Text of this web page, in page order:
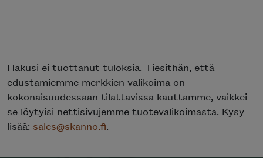
Hakusi ei tuottanut tuloksia. Tiesithän, että
edustamiemme merkkien valikoima on
kokonaisuudessaan tilattavissa kauttamme, vaikkei
se löytyisi nettisivujemme tuotevalikoimasta. Kysy
lisää: sales@skanno.fi.